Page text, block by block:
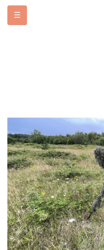
Basculer
☰